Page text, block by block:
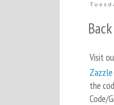
Visit
Zazzle
the
Code/